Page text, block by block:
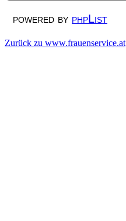
powered by phpList
Zurück zu www.frauenservice.at